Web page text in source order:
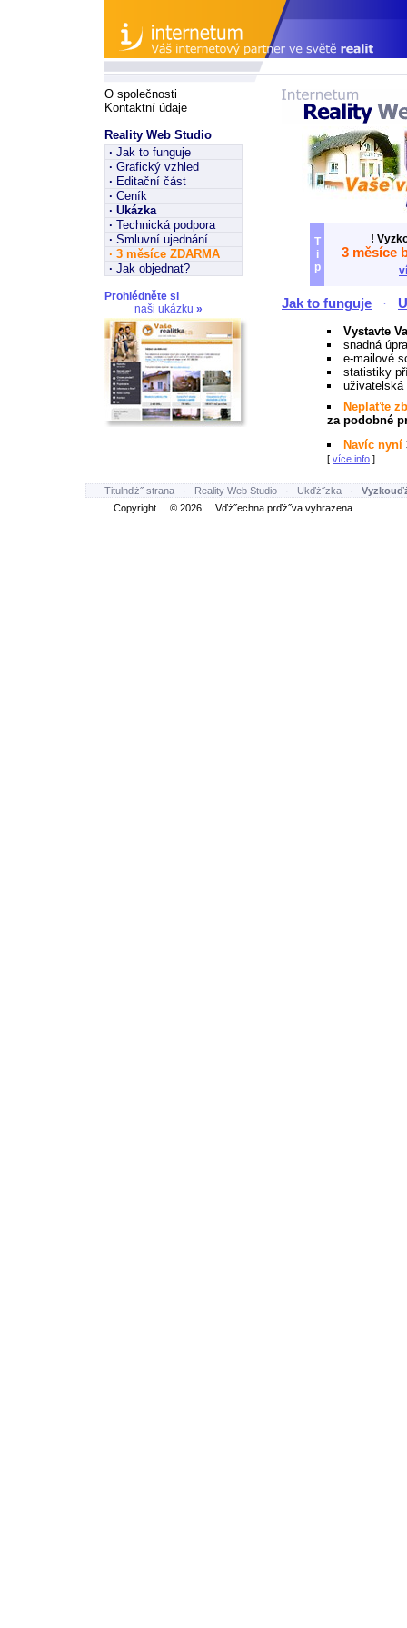
O společnosti
Kontaktní údaje
Reality Web Studio
· Jak to funguje
· Grafický vzhled
· Editační část
· Ceník
· Ukázka
· Technická podpora
· Smluvní ujednání
· 3 měsíce ZDARMA
· Jak objednat?
Prohlédněte si
naši ukázku »
T
i
p
!
3 měsíce
Jak to funguje ·
Vystavte
snadná
e-mailové
statistiky
uživatelská
Neplaťte
za podobné
Navíc nyní
[ více info ]
Titulnďż˝ strana · Reality Web Studio · Ukďż˝zka ·
Copyright © 2026 Vďż˝echna prďż˝va vyhrazena